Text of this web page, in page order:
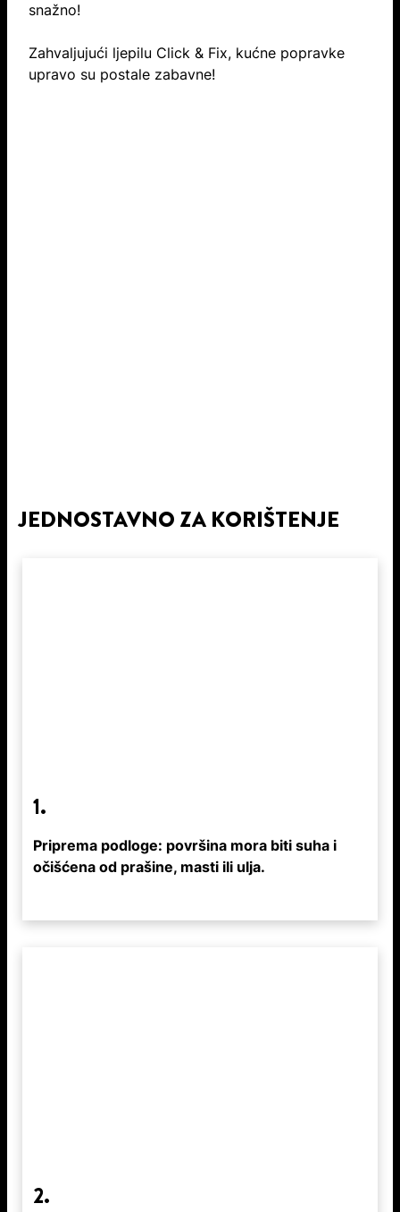
snažno!
Zahvaljujući ljepilu Click & Fix, kućne popravke
upravo su postale zabavne!
JEDNOSTAVNO ZA KORIŠTENJE
1.
Priprema podloge: površina mora biti suha i
očišćena od prašine, masti ili ulja.
2.